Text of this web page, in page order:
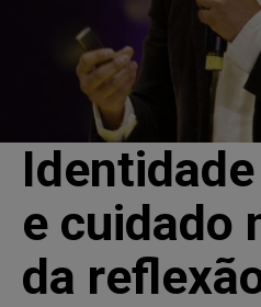
e cuidado
da